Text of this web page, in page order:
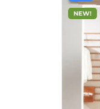
NEW!